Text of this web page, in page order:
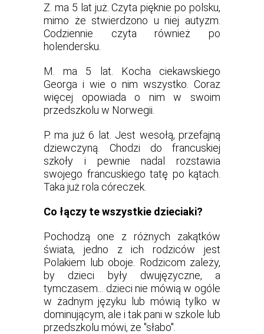
Z. ma 5 lat już. Czyta pięknie po polsku,
mimo że stwierdzono u niej autyzm.
Codziennie czyta również po
holendersku.
M. ma 5 lat. Kocha ciekawskiego
Georga i wie o nim wszystko. Coraz
więcej opowiada o nim w swoim
przedszkolu w Norwegii.
P. ma już 6 lat. Jest wesołą, przefajną
dziewczyną. Chodzi do francuskiej
szkoły i pewnie nadal rozstawia
swojego francuskiego tatę po kątach.
Taka już rola córeczek.
Co łączy te wszystkie dzieciaki?
Pochodzą one z różnych zakątków
świata, jedno z ich rodziców jest
Polakiem lub oboje. Rodzicom zależy,
by dzieci były dwujęzyczne, a
tymczasem... dzieci nie mówią w ogóle
w żadnym języku lub mówią tylko w
dominującym, ale i tak pani w szkole lub
przedszkolu mówi, że "słabo".